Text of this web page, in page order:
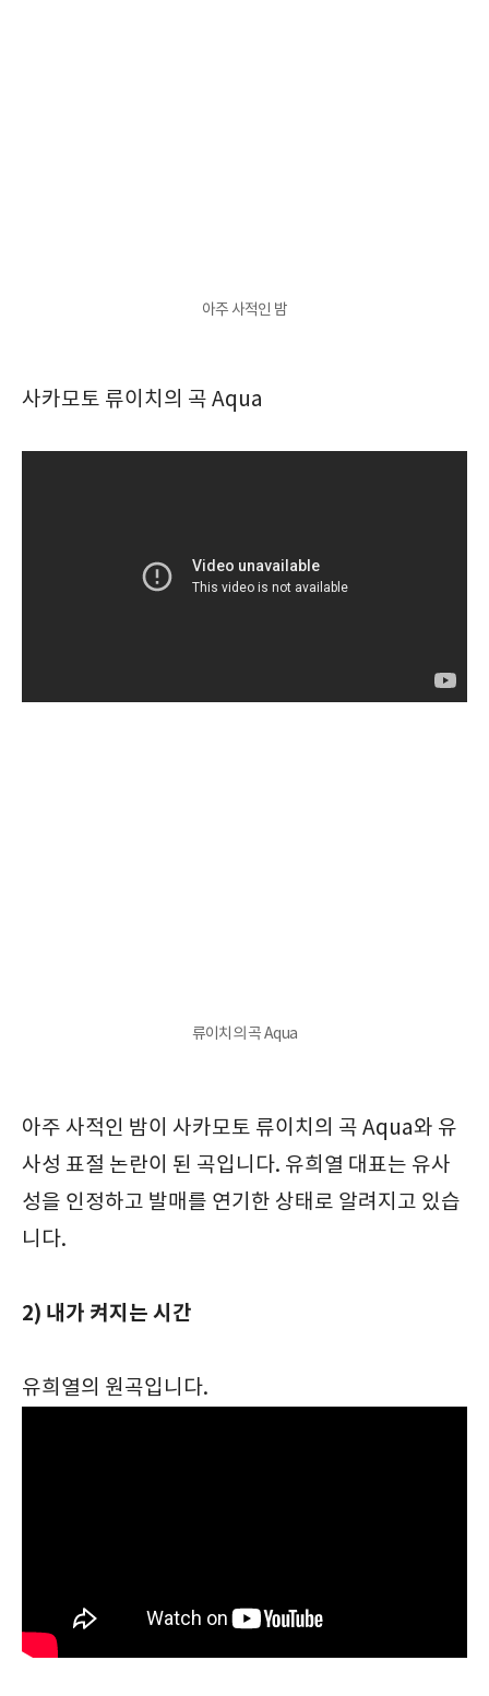
아주 사적인 밤
사카모토 류이치의 곡 Aqua
류이치의 곡 Aqua
아주 사적인 밤이 사카모토 류이치의 곡 Aqua와 유
사성 표절 논란이 된 곡입니다. 유희열 대표는 유사
성을 인정하고 발매를 연기한 상태로 알려지고 있습
니다.
2) 내가 켜지는 시간
유희열의 원곡입니다.